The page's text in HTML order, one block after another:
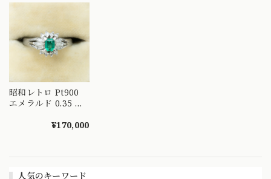
人気のキーワード
昭和レトロ Pt900
エメラルド 0.35 ダ
レリーナセッティン
¥170,000